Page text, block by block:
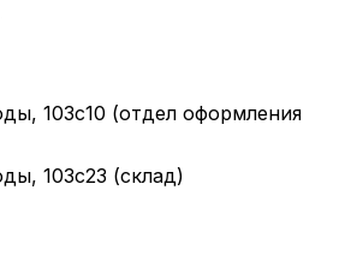
103с10 (отдел оформления
103с23 (склад)